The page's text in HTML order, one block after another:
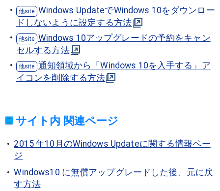
Windows UpdateでWindows 10をダウンロー
ドしないように設定する方法
Windows 10アップグレードの予約をキャン
セルする方法
通知領域から「Windows 10を入手する」ア
イコンを削除する方法
サイト内 関連ページ
2015 年10月のWindows Updateに関する情報ペー
ジ
Windows10 に無償アップグレードした後、元に戻
す方法